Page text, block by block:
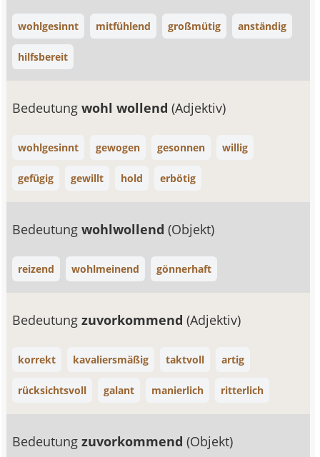
wohlgesinnt mitfühlend großmütig anständig
hilfsbereit
Bedeutungwohl wollend(Adjektiv)
wohlgesinnt gewogen gesonnen willig
gefügig gewillt hold erbötig
Bedeutungwohlwollend(Objekt)
reizend wohlmeinend gönnerhaft
Bedeutungzuvorkommend(Adjektiv)
korrekt kavaliersmäßig taktvoll artig
rücksichtsvoll galant manierlich ritterlich
Bedeutungzuvorkommend(Objekt)